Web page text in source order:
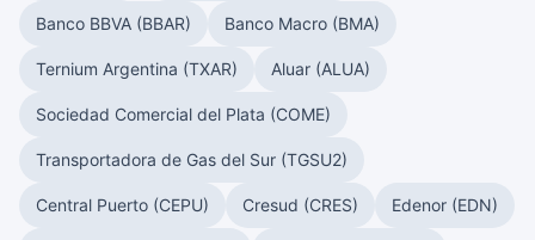
Banco BBVA (BBAR) Banco Macro (BMA)
Ternium Argentina (TXAR) Aluar (ALUA)
Sociedad Comercial del Plata (COME)
Transportadora de Gas del Sur (TGSU2)
Central Puerto (CEPU) Cresud (CRES) Edenor (EDN)